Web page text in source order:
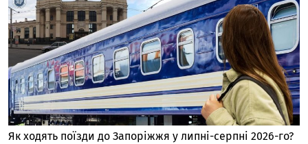
Як ходять поїзди до Запоріжжя у липні-серпні 2026-го?